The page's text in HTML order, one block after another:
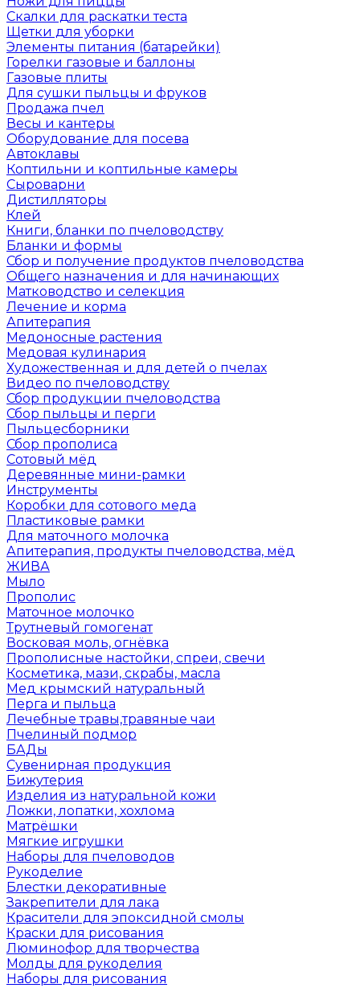
Скалки для раскатки теста
Щетки для уборки
Элементы питания (батарейки)
Горелки газовые и баллоны
Газовые плиты
Для сушки пыльцы и фруков
Продажа пчел
Весы и кантеры
Оборудование для посева
Автоклавы
Коптильни и коптильные камеры
Сыроварни
Дистилляторы
Клей
Книги, бланки по пчеловодству
Бланки и формы
Сбор и получение продуктов пчеловодства
Общего назначения и для начинающих
Матководство и селекция
Лечение и корма
Апитерапия
Медоносные растения
Медовая кулинария
Художественная и для детей о пчелах
Видео по пчеловодству
Сбор продукции пчеловодства
Сбор пыльцы и перги
Пыльцесборники
Сбор прополиса
Сотовый мёд
Деревянные мини-рамки
Инструменты
Коробки для сотового меда
Пластиковые рамки
Для маточного молочка
Апитерапия, продукты пчеловодства, мёд
ЖИВА
Мыло
Прополис
Маточное молочко
Трутневый гомогенат
Восковая моль, огнёвка
Прополисные настойки, спреи, свечи
Косметика, мази, скрабы, масла
Мед крымский натуральный
Перга и пыльца
Лечебные травы,травяные чаи
Пчелиный подмор
БАДы
Сувенирная продукция
Бижутерия
Изделия из натуральной кожи
Ложки, лопатки, хохлома
Матрёшки
Мягкие игрушки
Наборы для пчеловодов
Рукоделие
Блестки декоративные
Закрепители для лака
Красители для эпоксидной смолы
Краски для рисования
Люминофор для творчества
Молды для рукоделия
Наборы для рисования